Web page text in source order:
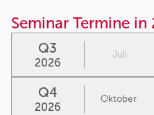
Seminar Termine in
Q3
2026
Juli
Q4
2026
Oktober